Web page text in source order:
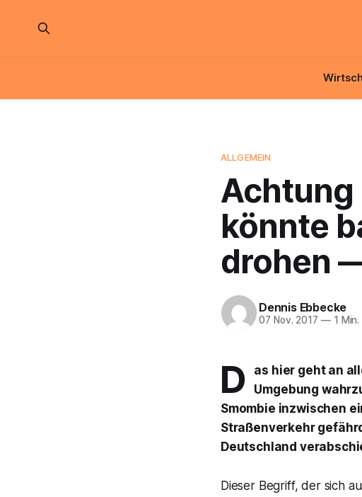
ALLGEMEIN
Achtung
könnte
drohen
Dennis Ebbecke
07 Nov. 2017 —1 Min.
D
as hier geht an
Umgebung
Smombie inzwischen
Straßenverkehr
Deutschland
Dieser Begriff, der sich